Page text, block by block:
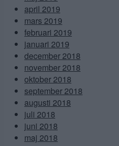
april 2019
mars 2019
februari 2019
januari 2019
december 2018
november 2018
oktober 2018
september 2018
augusti 2018
juli 2018
juni 2018
maj 2018